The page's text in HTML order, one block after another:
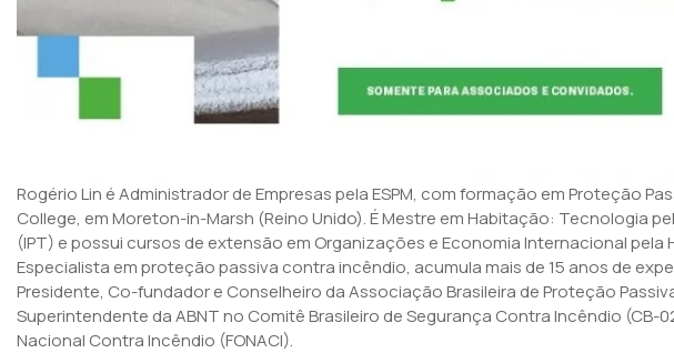
Rogério Lin é Administrador de Empresas pela ESPM, com formação em Proteção
College, em Moreton-in-Marsh (Reino Unido). É Mestre em Habitação: Tecnologia
(IPT) e possui cursos de extensão em Organizações e Economia Internacional pela
Especialista em proteção passiva contra incêndio, acumula mais de 15 anos de
Presidente, Co-fundador e Conselheiro da Associação Brasileira de Proteção
Superintendente da ABNT no Comitê Brasileiro de Segurança Contra Incêndio (CB-
Nacional Contra Incêndio (FONACI).